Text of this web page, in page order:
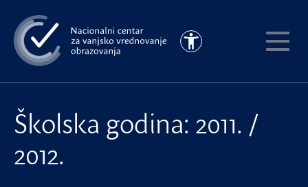
na
glavni
sadržaj
Pristupačnost
Školska godina: 2011. /
2012.